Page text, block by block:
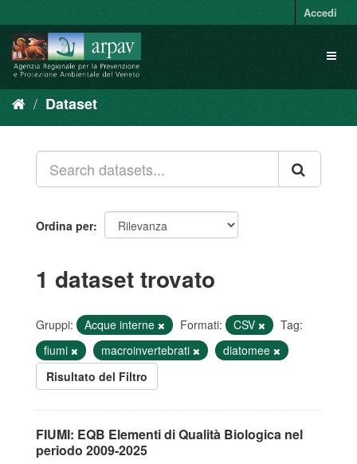
al
contenuto
Accedi
Dataset
Ordina per
1 dataset trovato
Gruppi: Acque interne Formati: CSV
Tag:
fiumi
macroinvertebrati
diatomee
Risultato del Filtro
FIUMI: EQB Elementi di Qualità Biologica nel
periodo 2009-2025